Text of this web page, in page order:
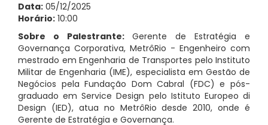
Data: 05/12/2025
Horário: 10:00
Sobre o Palestrante: Gerente de Estratégia e
Governança Corporativa, MetrôRio - Engenheiro com
mestrado em Engenharia de Transportes pelo Instituto
Militar de Engenharia (IME), especialista em Gestão de
Negócios pela Fundação Dom Cabral (FDC) e pós-
graduado em Service Design pelo Istituto Europeo di
Design (IED), atua no MetrôRio desde 2010, onde é
Gerente de Estratégia e Governança.